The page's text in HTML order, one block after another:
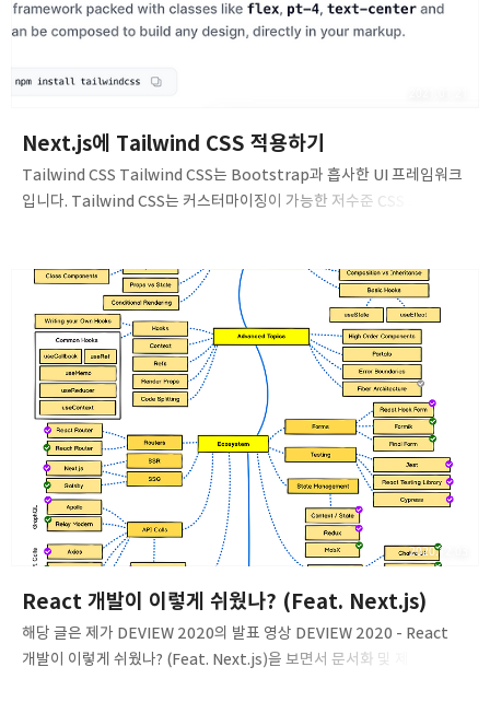
Next.js에 Tailwind CSS 적용하기
Tailwind CSS Tailwind CSS는 Bootstrap과 흡사한 UI 프레임워크
입니다. Tailwind CSS는 커스터마이징이 가능한 저수준 CSS 프레임
구성요소가 있어 처음에는 빠른 장점이 있습니다. 하지만, 사이트를
사용자가 지정한 디자인으로 제작하고 싶은 경우에는 많은 제약이
따릅니다. Tailwind CSS는 HTML을 떠나지 않고도 커스터마이징
가능한 디자인을 만들 수 있는 저수준 유틸리티 클래스를 제공합니다.
npm/yarn을 통해 Tailwind 의존성 설치하기 Tailwind CSS
패키지를 프로젝트에 설치합니다. npm을 사용하는 경우 # Nex…
React 개발이 이렇게 쉬웠나? (Feat. Next.js)
2020.12.03
해당 글은 제가 DEVIEW 2020의 발표 영상 DEVIEW 2020 - React
개발이 이렇게 쉬웠나? (Feat. Next.js)을 보면서 문서화 및 제 의견을